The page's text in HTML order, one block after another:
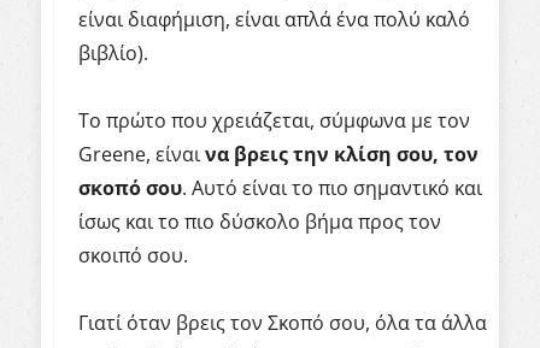
είναι διαφήμιση, είναι απλά ένα πολύ καλό
βιβλίο).
Το πρώτο που χρειάζεται, σύμφωνα με τον
Greene, είναινα βρεις την κλίση σου, τον
σκοπό σου. Αυτό είναι το πιο σημαντικό και
ίσως και το πιο δύσκολο βήμα προς τον
σκοιπό σου.
Γιατί όταν βρεις τον Σκοπό σου, όλα τα άλλα